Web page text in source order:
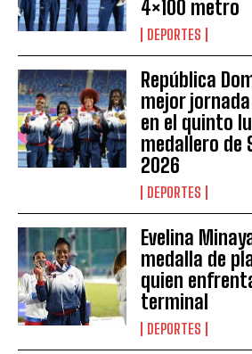
4×100 metro
DEPORTES
República
mejor
en el quinto
medallero de
2026
DEPORTES
Evelina
medalla de
quien
terminal
DEPORTES